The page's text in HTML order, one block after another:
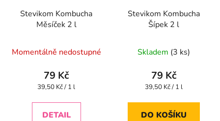
Stevikom Kombucha
Měsíček 2 l
hodnocení
produktu
je
z
Momentálně nedostupné
79 Kč
Měrná
39,50 Kč / 1 l
DETAIL
Stevikom Kombucha
Šípek 2 l
hodnocení
produktu
je
z
Skladem (3 ks)
79 Kč
Měrná
39,50 Kč / 1 l
DO KOŠÍKU